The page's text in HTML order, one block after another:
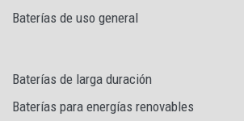
Baterías de uso general
Baterías de larga duración
Baterías para energías renovables